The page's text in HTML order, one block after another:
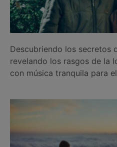
Descubriendo los secretos
revelando los rasgos de la
con música tranquila para